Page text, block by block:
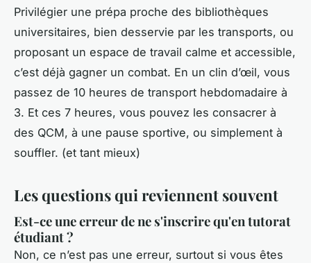
Privilégier une prépa proche des bibliothèques
universitaires, bien desservie par les transports, ou
proposant un espace de travail calme et accessible,
c’est déjà gagner un combat. En un clin d’œil, vous
passez de 10 heures de transport hebdomadaire à
3. Et ces 7 heures, vous pouvez les consacrer à
des QCM, à une pause sportive, ou simplement à
souffler. (et tant mieux)
Les questions qui reviennent souvent
Est-ce une erreur de ne s'inscrire qu'en tutorat
étudiant ?
Non, ce n’est pas une erreur, surtout si vous êtes